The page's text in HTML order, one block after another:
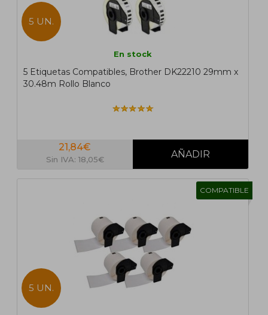
5 UN.
En stock
5 Etiquetas Compatibles, Brother DK22210 29mm x
30.48m Rollo Blanco
21,84€
Sin IVA: 18,05€
COMPATIBLE
5 UN.